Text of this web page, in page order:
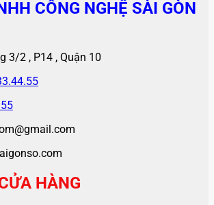
CÔNG NGHỆ SÀI GÒN
3/2 , P14 , Quận 10
HÀNG